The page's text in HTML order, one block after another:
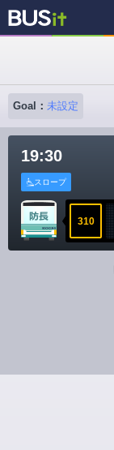
Goal： 未設定
19:30
スロープ
310